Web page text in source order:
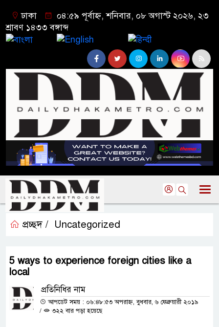
ঢাকা
০৪:৫৯ পূর্বাহ্ন, শনিবার, ০৮ অগাস্ট ২০২৬, ২৩
শ্রাবণ ১৪৩৩ বঙ্গাব্দ
প্রচ্ছদ / Uncategorized
5 ways to experience foreign cities like a
local
প্রতিনিধির নাম
আপডেট সময় : ০৬:৪৮:৫৩ অপরাহ্ন, বুধবার, ৬ ফেব্রুয়ারী ২০১৯
/
৩২২ বার পড়া হয়েছে